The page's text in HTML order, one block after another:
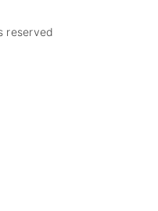
reserved